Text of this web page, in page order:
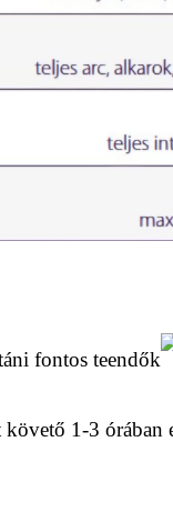
fontos teendők
követő 1-3 órában